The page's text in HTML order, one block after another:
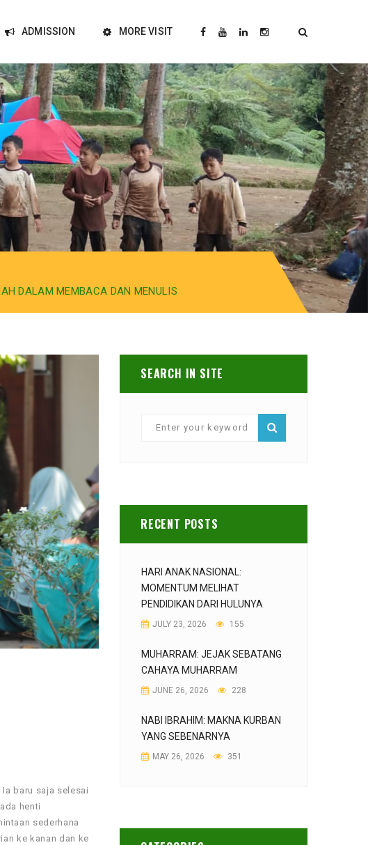
ADMISSION MORE VISIT
DALAM MEMBACA DAN MENULIS
baru saja selesai
henti
sederhana
ke kanan dan ke
SEARCH IN SITE
RECENT POSTS
HARI ANAK NASIONAL:
MOMENTUM MELIHAT
PENDIDIKAN DARI HULUNYA
JULY 23, 2026 155
MUHARRAM: JEJAK SEBATANG
CAHAYA MUHARRAM
JUNE 26, 2026 228
NABI IBRAHIM: MAKNA KURBAN
YANG SEBENARNYA
MAY 26, 2026 351